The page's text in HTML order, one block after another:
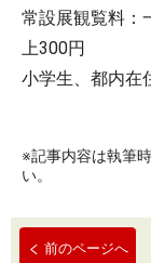
常設展観覧料：
上300円
小学生、都内在
※記事内容は執筆
い。
前のページへ